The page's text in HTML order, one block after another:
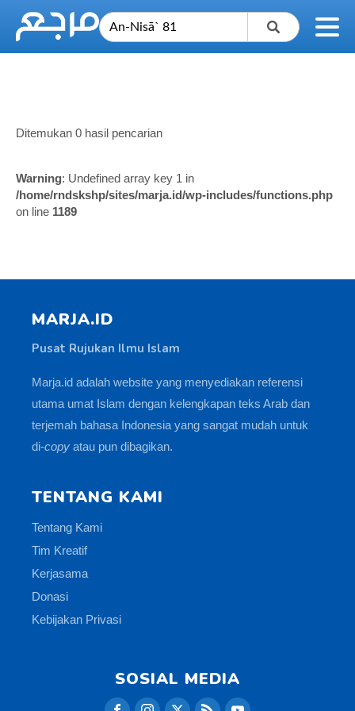
Ditemukan 0 hasil pencarian
Warning: Undefined array key 1 in
/home/rndskshp/sites/marja.id/wp-includes/functions.php
on line 1189
MARJA.ID
Pusat Rujukan Ilmu Islam
Marja.id adalah website yang menyediakan referensi
utama umat Islam dengan kelengkapan teks Arab dan
terjemah bahasa Indonesia yang sangat mudah untuk
di-copy atau pun dibagikan.
TENTANG KAMI
Tentang Kami
Tim Kreatif
Kerjasama
Donasi
Kebijakan Privasi
SOSIAL MEDIA